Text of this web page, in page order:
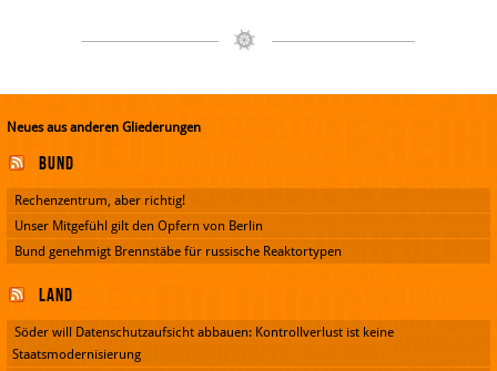
Neues aus anderen Gliederungen
Bund
Rechenzentrum, aber richtig!
Unser Mitgefühl gilt den Opfern von Berlin
Bund genehmigt Brennstäbe für russische Reaktortypen
Land
Söder will Datenschutzaufsicht abbauen: Kontrollverlust ist keine
Staatsmodernisierung